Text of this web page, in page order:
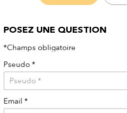
POSEZ UNE QUESTION
*Champs obligatoire
Pseudo *
Email *